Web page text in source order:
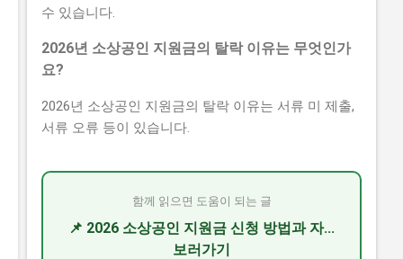
수 있습니다.
2026년 소상공인 지원금의 탈락 이유는 무엇인가
요?
2026년 소상공인 지원금의 탈락 이유는 서류 미 제출,
서류 오류 등이 있습니다.
함께 읽으면 도움이 되는 글
📌 2026 소상공인 지원금 신청 방법과 자...
보러가기